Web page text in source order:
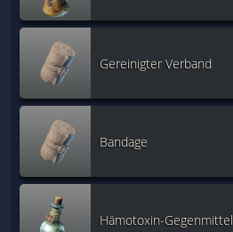
Gereinigter Verband
Bandage
Hämotoxin-Gegenmittel